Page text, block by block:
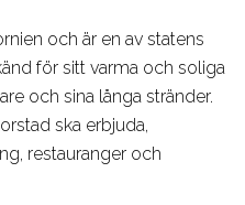
och är en av statens
för sitt varma och soliga
och sina långa stränder.
ska erbjuda,
restauranger och